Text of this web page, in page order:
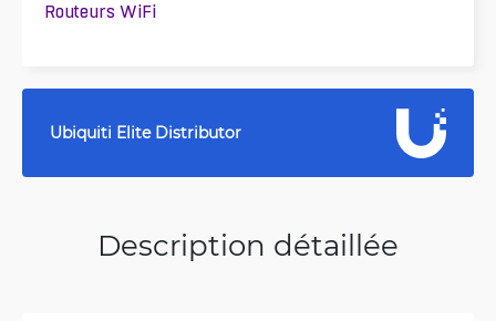
Routeurs WiFi
Ubiquiti Elite Distributor
Description détaillée